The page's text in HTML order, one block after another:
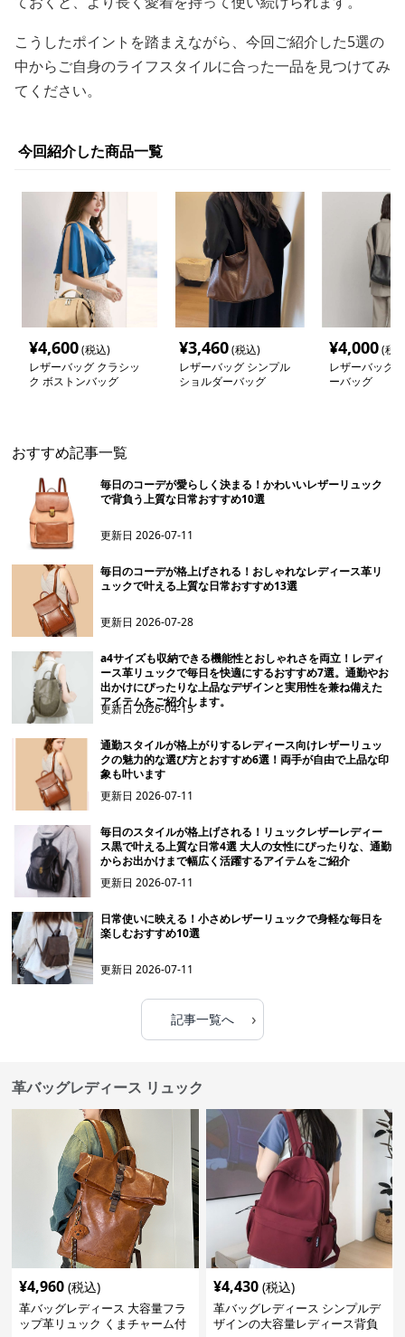
こうしたポイントを踏まえながら、今回ご紹介した5選の
中からご自身のライフスタイルに合った一品を見つけてみ
てください。
今回紹介した商品一覧
¥4,600(税込)
レザーバッグ クラシッ
ク ボストンバッグ
¥3,460(税込)
レザーバッグ シンプル
ショルダーバッグ
¥4,000(税
レザーバッグ
ーバッグ
おすすめ記事一覧
毎日のコーデが愛らしく決まる！かわいいレザーリュック
で背負う上質な日常おすすめ10選
更新日2026-07-11
毎日のコーデが格上げされる！おしゃれなレディース革リ
ュックで叶える上質な日常おすすめ13選
更新日2026-07-28
a4サイズも収納できる機能性とおしゃれさを両立！レディ
ース革リュックで毎日を快適にするおすすめ7選。通勤やお
出かけにぴったりな上品なデザインと実用性を兼ね備えた
アイテムをご紹介します。
更新日2026-04-15
通勤スタイルが格上がりするレディース向けレザーリュッ
クの魅力的な選び方とおすすめ6選！両手が自由で上品な印
象も叶います
更新日2026-07-11
毎日のスタイルが格上げされる！リュックレザーレディー
ス黒で叶える上質な日常4選 大人の女性にぴったりな、通勤
からお出かけまで幅広く活躍するアイテムをご紹介
更新日2026-07-11
日常使いに映える！小さめレザーリュックで身軽な毎日を
楽しむおすすめ10選
更新日2026-07-11
記事一覧へ ›
革バッグレディース リュック
¥4,960 (税込)
革バッグレディース 大容量フラ
ップ革リュック くまチャーム付
¥4,430 (税込)
革バッグレディース シンプルデ
ザインの大容量レディース背負